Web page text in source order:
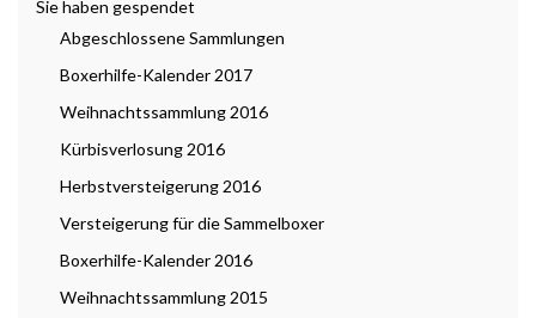
Sie haben gespendet
Abgeschlossene Sammlungen
Boxerhilfe-Kalender 2017
Weihnachtssammlung 2016
Kürbisverlosung 2016
Herbstversteigerung 2016
Versteigerung für die Sammelboxer
Boxerhilfe-Kalender 2016
Weihnachtssammlung 2015